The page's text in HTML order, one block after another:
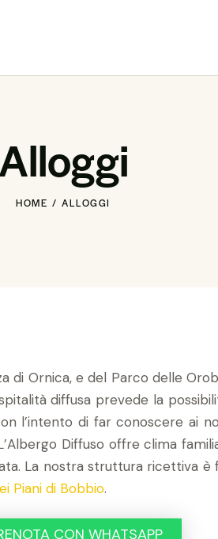
HOME ALLOGGI
di Ornica, e del Parco delle
diffusa prevede la
l’intento di far conoscere ai
Diffuso offre clima
La nostra struttura ricettiva è
Piani di Bobbio.
CON WHATSAPP